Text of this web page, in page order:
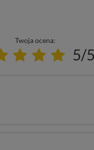
Twoja ocena:
5/5